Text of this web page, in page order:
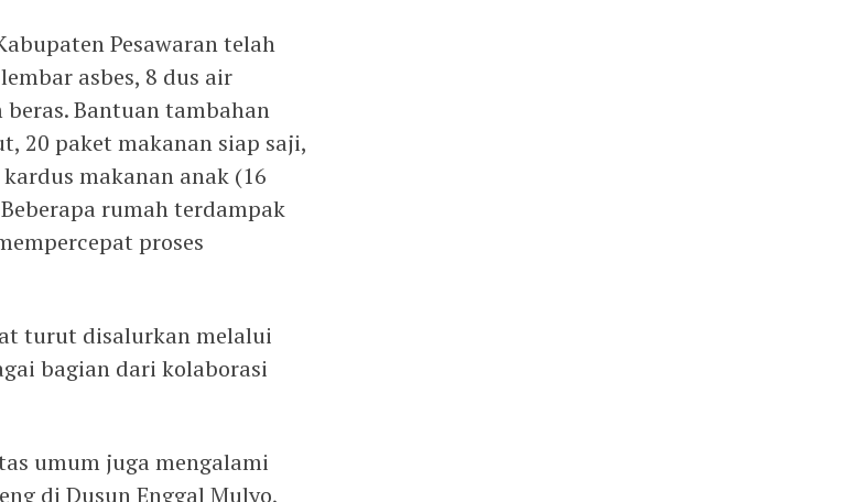
Pesawaran telah
asbes, 8 dus air
Bantuan tambahan
20 paket makanan siap saji,
makanan anak (16
rumah terdampak
proses
turut disalurkan melalui
bagian dari kolaborasi
umum juga mengalami
di Dusun Enggal Mulyo,